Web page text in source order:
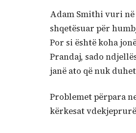
Adam Smithi vuri në
shqetësuar për
Por si është koha
Prandaj, sado
janë ato që nuk
Problemet përpara
kërkesat